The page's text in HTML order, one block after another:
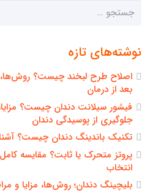
جستجو
نوشته‌های تازه
اصلاح طرح لبخند چیست؟ روش‌ها،
بعد از درمان
فیشور سیلانت دندان چیست؟
جلوگیری از پوسیدگی دندان
تکنیک باندینگ دندان چیست؟
پروتز متحرک یا ثابت؟ مقایسه
انتخاب
بلیچینگ دندان؛ روش‌ها، مزایا و